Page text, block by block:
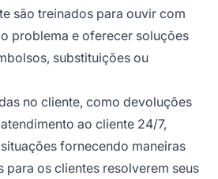
são treinados para ouvir com
problema e oferecer soluções
substituições ou
no cliente, como devoluções
ao cliente 24/7,
fornecendo maneiras
para os clientes resolverem seus